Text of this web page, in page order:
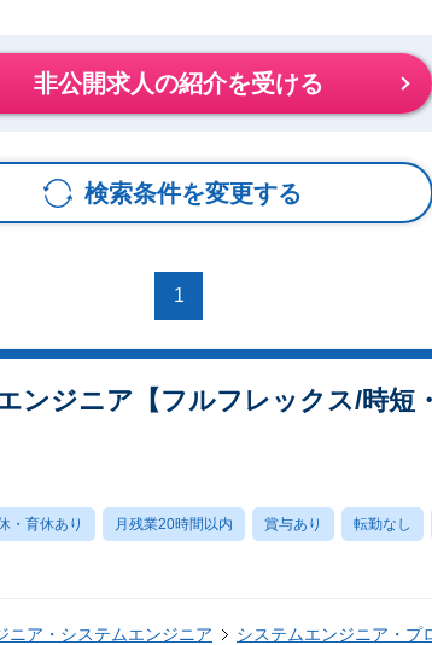
非公開求人の紹介を受ける
検索条件を変更する
1
ンジニア【フルフレックス/時短
・育休あり 月残業20時間以内 賞与あり 転勤なし
ニア・システムエンジニア
システムエンジニア・プ